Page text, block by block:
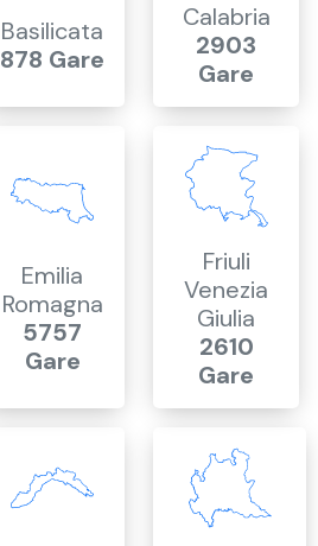
Basilicata
878 Gare
Calabria
2903
Gare
Emilia
Romagna
5757
Gare
Friuli
Venezia
Giulia
2610
Gare